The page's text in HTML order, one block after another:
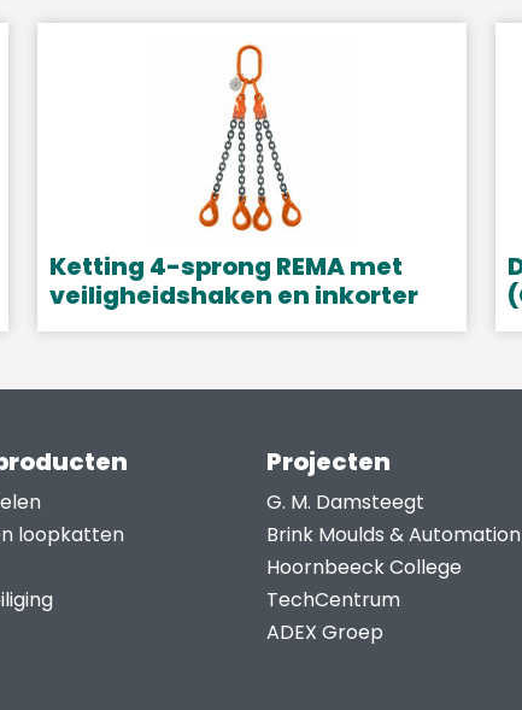
Ketting 4-sprong REMA met
veiligheidshaken en inkorter
Dit
variaties.
optie
gekozen
loopkatten
Projecten
G. M. Damsteegt
Brink Moulds & Automation
Hoornbeeck College
TechCentrum
ADEX Groep